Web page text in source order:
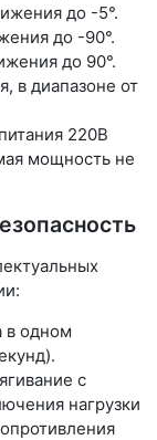
до -5°.
до -90°.
до 90°.
в диапазоне от
220В
мощность не
в одном
с
нагрузки